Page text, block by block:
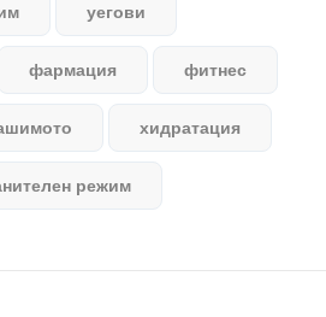
уегови
фармация фитнес
хидратация
режим